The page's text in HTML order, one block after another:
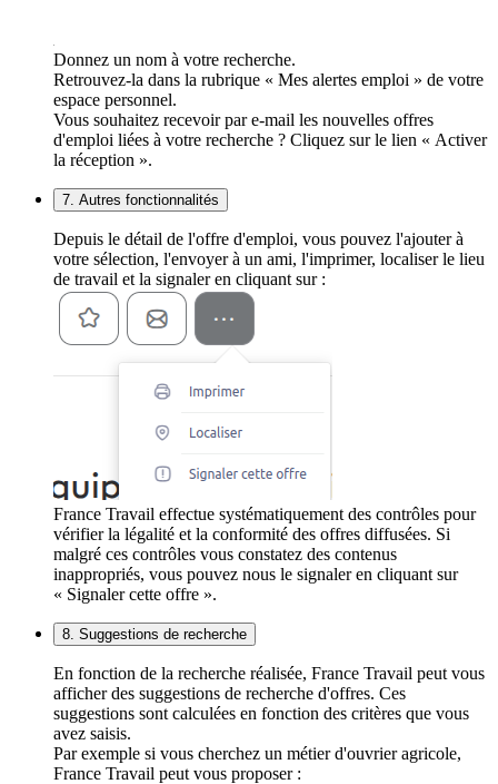
Donnez un nom à votre recherche.
Retrouvez-la dans la rubrique « Mes alertes emploi » de votre
espace personnel.
Vous souhaitez recevoir par e-mail les nouvelles offres
d'emploi liées à votre recherche ? Cliquez sur le lien « Activer
la réception ».
7. Autres fonctionnalités
Depuis le détail de l'offre d'emploi, vous pouvez l'ajouter à
votre sélection, l'envoyer à un ami, l'imprimer, localiser le lieu
de travail et la signaler en cliquant sur :
France Travail effectue systématiquement des contrôles pour
vérifier la légalité et la conformité des offres diffusées. Si
malgré ces contrôles vous constatez des contenus
inappropriés, vous pouvez nous le signaler en cliquant sur
« Signaler cette offre ».
8. Suggestions de recherche
En fonction de la recherche réalisée, France Travail peut vous
afficher des suggestions de recherche d'offres. Ces
suggestions sont calculées en fonction des critères que vous
avez saisis.
Par exemple si vous cherchez un métier d'ouvrier agricole,
France Travail peut vous proposer :